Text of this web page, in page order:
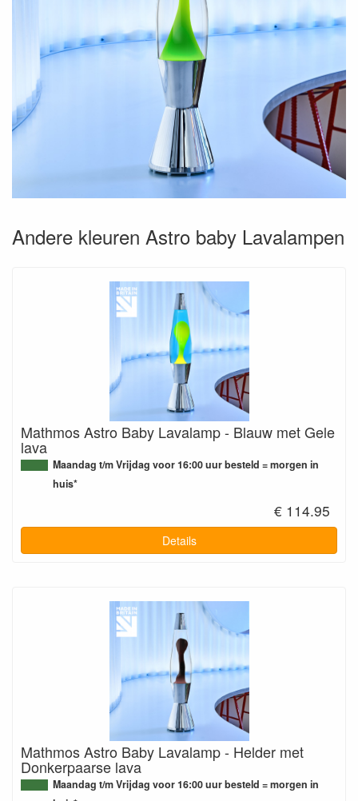
Andere kleuren Astro baby Lavalampen
Mathmos Astro Baby Lavalamp - Blauw met Gele
lava
Maandag t/m Vrijdag voor 16:00 uur besteld = morgen in
huis*
€ 114.95
Details
Mathmos Astro Baby Lavalamp - Helder met
Donkerpaarse lava
Maandag t/m Vrijdag voor 16:00 uur besteld = morgen in